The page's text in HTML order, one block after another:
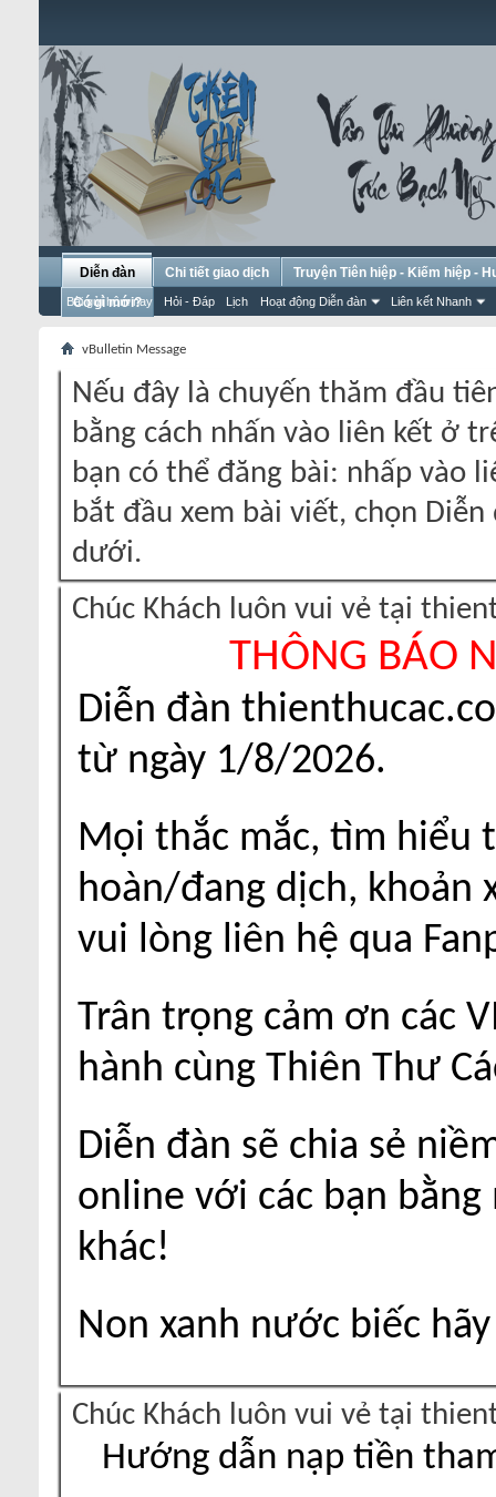
Diễn đàn
Bài gửi hôm nay Hỏi - Đáp Lịch Hoạt động Diễn đàn Liên kết Nhanh
Chi tiết giao dịch
Truyện Tiên hiệp - Kiếm hiệp -
Có gì mới?
vBulletin Message
Nếu đây là chuyến thăm đầu
bằng cách nhấn vào liên kết ở
bạn có thể đăng bài: nhấp vào
bắt đầu xem bài viết, chọn
dưới.
Chúc Khách luôn vui vẻ tại
THÔNG BÁO
Diễn đàn
từ ngày 1/8/2026.
Mọi thắc mắc, tìm hiểu
hoàn/đang dịch, khoản
vui lòng liên hệ qua
Trân trọng cảm ơn các
hành cùng Thiên Thư
Diễn đàn sẽ chia sẻ
online với các bạn
khác!
Non xanh nước biếc
Chúc Khách luôn vui vẻ tại
Hướng dẫn nạp tiền